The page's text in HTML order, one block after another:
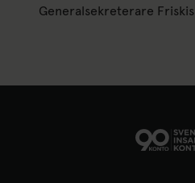
Generalsekreterare Friskis